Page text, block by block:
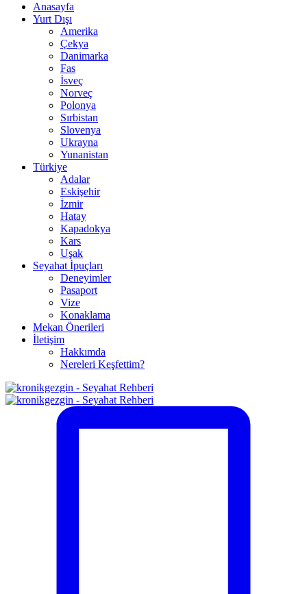
Anasayfa
Yurt Dışı
Amerika
Çekya
Danimarka
Fas
İsveç
Norveç
Polonya
Sırbistan
Slovenya
Ukrayna
Yunanistan
Türkiye
Adalar
Eskişehir
İzmir
Hatay
Kapadokya
Kars
Uşak
Seyahat İpuçları
Deneyimler
Pasaport
Vize
Konaklama
Mekan Önerileri
İletişim
Hakkımda
Nereleri Keşfettim?